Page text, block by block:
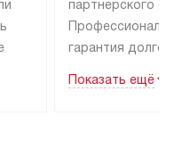
партнерского
гарантия
Показать ещё